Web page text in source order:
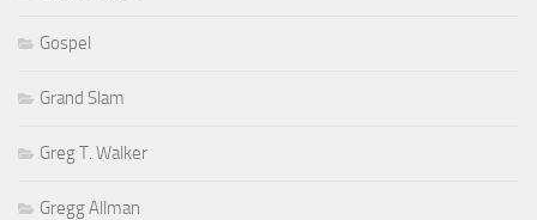
Gospel
Grand Slam
Greg T. Walker
Gregg Allman